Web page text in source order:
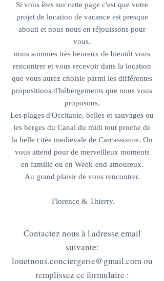
Si vous êtes sur cette page c'est que votre
projet de location de vacance est presque
abouti et nous nous en réjouissons pour
vous.
nous sommes très heureux de bientôt vous
rencontrer et vous recevoir dans la location
que vous aurez choisie parmi les différentes
propositions d'hébergements que nous vous
proposons.
Les plages d'Occitanie, belles et sauvages ou
les berges du Canal du midi tout proche de
la belle citée medievale de Carcassonne. On
vous attend pour de merveilleux moments
en famille ou en Week-end amoureux.
Au grand plaisir de vous rencontrer.
Florence & Thierry.
Contactez nous à l'adresse email
suivante:
louetnous.conciergerie@gmail.comou
remplissez ce formulaire :